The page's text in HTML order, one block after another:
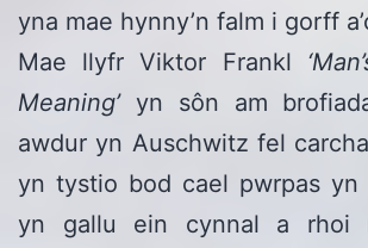
yna mae hynny’n falm i gorff
Mae llyfr Viktor Frankl
Meaning’yn sôn am
awdur yn Auschwitz fel
yn tystio bod cael pwrpas yn
yn gallu ein cynnal a rhoi